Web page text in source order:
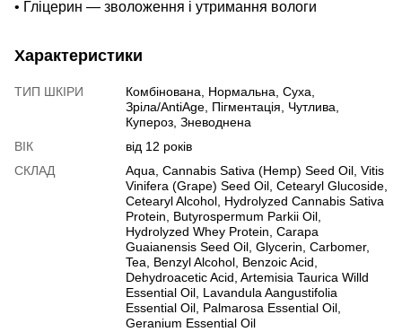
• Гліцерин — зволоження і утримання вологи
Характеристики
ТИП ШКІРИ
Комбінована, Нормальна, Суха,
Зріла/AntiAge, Пігментація, Чутлива,
Купероз, Зневоднена
ВІК
від 12 років
СКЛАД
Aqua, Cannabis Sativa (Hemp) Seed Oil, Vitis
Vinifera (Grape) Seed Oil, Сetearyl Glucoside,
Cetearyl Alcohol, Hydrolyzed Cannabis Sativa
Protein, Butyrospermum Parkii Oil,
Hydrolyzed Whey Protein, Сarapa
Guaianensis Seed Oil, Glycerin, Carbomer,
Tea, Benzyl Alcohol, Benzoic Acid,
Dehydroacetic Acid, Artemisia Taurica Willd
Essential Oil, Lavandula Aangustifolia
Essential Oil, Palmarosa Essential Oil,
Geranium Essential Oil